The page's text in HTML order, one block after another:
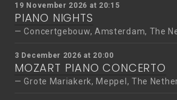
19 November 2026 at 20:15
PIANO NIGHTS
Concertgebouw, Amsterdam, The
3 December 2026 at 20:00
MOZART PIANO CONCERTO
Grote Mariakerk, Meppel, The